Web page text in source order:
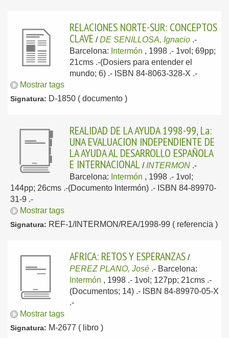
RELACIONES NORTE-SUR: CONCEPTOS
CLAVE /DE SENILLOSA, Ignacio .-
Barcelona: Intermón , 1998 .- 1vol; 69pp;
21cms .-(Dosiers para entender el
mundo; 6) .- ISBN 84-8063-328-X .-
Mostrar tags
Signatura: D-1850 ( documento )
REALIDAD DE LA AYUDA 1998-99, La:
UNA EVALUACION INDEPENDIENTE DE
LA AYUDA AL DESARROLLO ESPAÑOLA
E INTERNACIONAL / INTERMON .-
Barcelona: Intermón , 1998 .- 1vol;
144pp; 26cms .-(Documento Intermón) .- ISBN 84-89970-
31-9 .-
Mostrar tags
Signatura: REF-1/INTERMON/REA/1998-99 ( referencia )
AFRICA: RETOS Y ESPERANZAS /
PEREZ PLANO, José .- Barcelona:
Intermón , 1998 .- 1vol; 127pp; 21cms .-
(Documentos; 14) .- ISBN 84-89970-05-X
.-
Mostrar tags
Signatura: M-2677 ( libro )